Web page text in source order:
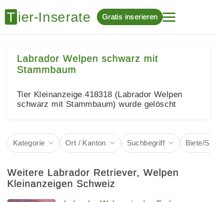
Gratis inserieren
Labrador Welpen schwarz mit
Stammbaum
Tier Kleinanzeige 418318 (Labrador Welpen
schwarz mit Stammbaum) wurde gelöscht
Kategorie Ort / Kanton Suchbegriff Biete/
Weitere Labrador Retriever, Welpen
Kleinanzeigen Schweiz